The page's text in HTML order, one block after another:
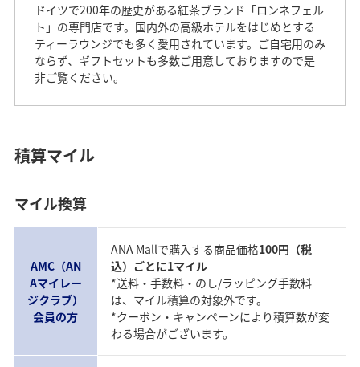
ドイツで200年の歴史がある紅茶ブランド「ロンネフェル
ト」の専門店です。国内外の高級ホテルをはじめとする
ティーラウンジでも多く愛用されています。ご自宅用のみ
ならず、ギフトセットも多数ご用意しておりますので是
非ご覧ください。
積算マイル
マイル換算
AMC（AN
Aマイレー
ジクラブ）
会員の方
ANA Mallで購入する商品価格100円（税
込）ごとに1マイル
*送料・手数料・のし/ラッピング手数料
は、マイル積算の対象外です。
*クーポン・キャンペーンにより積算数が変
わる場合がございます。